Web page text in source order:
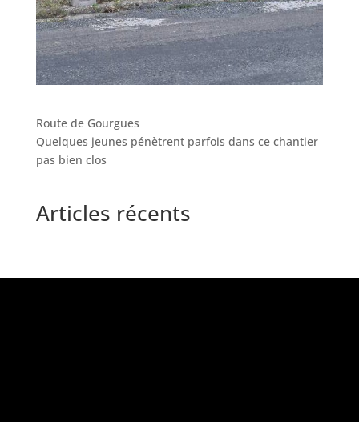
Route de Gourgues
Quelques jeunes pénètrent parfois dans ce chantier
pas bien clos
Articles récents